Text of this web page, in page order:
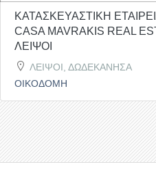
ΚΑΤΑΣΚΕΥΑΣΤΙΚΗ
CASA MAVRAKIS REAL
ΛΕΙΨΟΙ
ΛΕΙΨΟΙ, ΔΩΔΕΚΑΝΗΣΑ
ΟΙΚΟΔΟΜΗ